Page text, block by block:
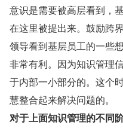
意识是需要被高层看到，
在这里被提出来。鼓励跨
领导看到基层员工的一些
非常有利。因为知识管理
于内部一小部分的。这个
慧整合起来解决问题的。
对于上面知识管理的不同